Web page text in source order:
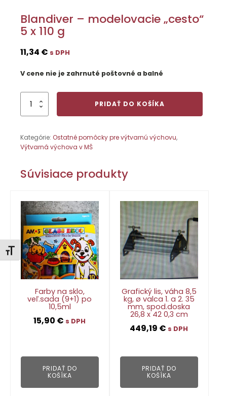
Zmeniť veľkosť písma
Blandiver – modelovacie „cesto“
5 x 110 g
11,34 € s DPH
V cene nie je zahrnuté poštovné a balné
množstvo
Blandiver
„cesto“
5
110
g
PRIDAŤ DO KOŠÍKA
Kategórie: Ostatné pomôcky pre výtvarnú výchovu,
Výtvarná výchova v MŠ
Súvisiace produkty
Farby na sklo,
veľ.sada (9+1) po
10,5ml
15,90 € s DPH
PRIDAŤ DO
KOŠÍKA
Grafický lis, váha 8,5
kg, ø valca 1. a 2. 35
mm, spod.doska
26,8 x 42 0,3 cm
449,19 € s DPH
PRIDAŤ DO
KOŠÍKA